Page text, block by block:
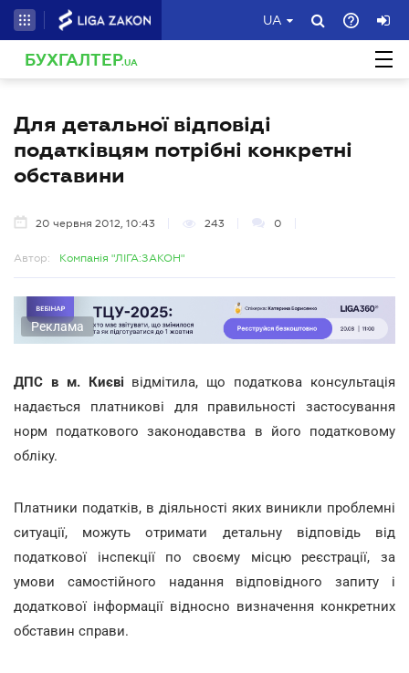
UA
БУХГАЛТЕР.UA
Для детальної відповіді
податківцям потрібні конкретні
обставини
20 червня 2012, 10:43 243 0
Автор: Компанія "ЛІГА:ЗАКОН"
Реклама
ДПС в м. Києві відмітила, що податкова консультація
надається платникові для правильності застосування
норм податкового законодавства в його податковому
обліку.
Платники податків, в діяльності яких виникли проблемні
ситуації, можуть отримати детальну відповідь від
податкової інспекції по своєму місцю реєстрації, за
умови самостійного надання відповідного запиту і
додаткової інформації відносно визначення конкретних
обставин справи.